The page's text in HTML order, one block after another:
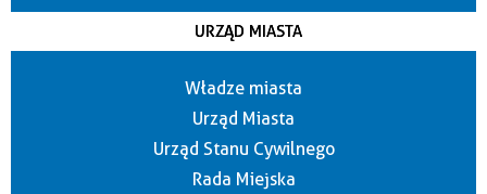
URZĄD MIASTA
Władze miasta
Urząd Miasta
Urząd Stanu Cywilnego
Rada Miejska